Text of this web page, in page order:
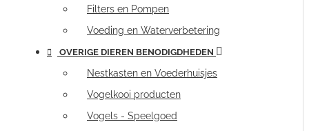
Filters en Pompen
Voeding en Waterverbetering
OVERIGE DIEREN BENODIGDHEDEN
Nestkasten en Voederhuisjes
Vogelkooi producten
Vogels - Speelgoed